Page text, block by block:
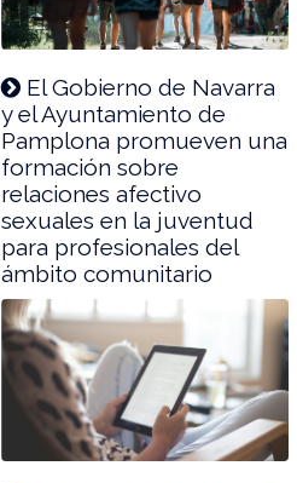
El Gobierno de Navarra
y el Ayuntamiento de
Pamplona promueven una
formación sobre
relaciones afectivo
sexuales en la juventud
para profesionales del
ámbito comunitario